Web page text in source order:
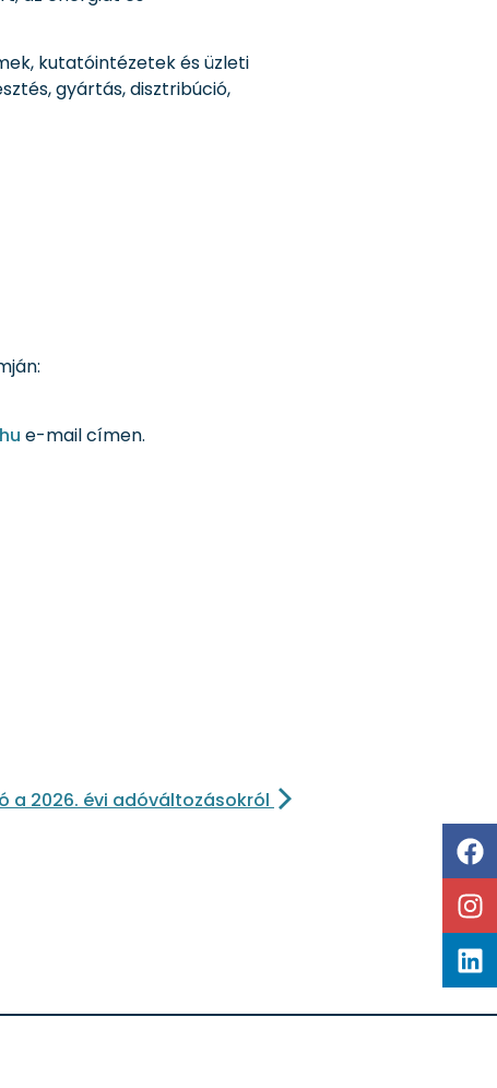
kutatóintézetek és üzleti
gyártás, disztribúció,
e-mail címen.
a 2026. évi adóváltozásokról